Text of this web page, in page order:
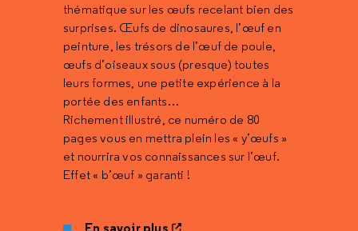
thématique sur les œufs recelant bien des
surprises. Œufs de dinosaures, l’œuf en
peinture, les trésors de l’œuf de poule,
œufs d’oiseaux sous (presque) toutes
leurs formes, une petite expérience à la
portée des enfants…
Richement illustré, ce numéro de 80
pages vous en mettra plein les « y’œufs »
et nourrira vos connaissances sur l’œuf.
Effet « b’œuf » garanti !